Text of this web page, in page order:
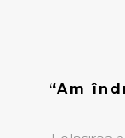
“Am